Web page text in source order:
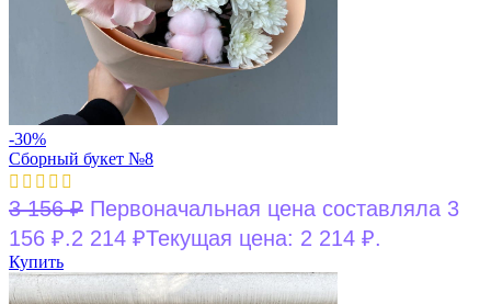
-30%
Сборный букет №8
3 156₽ Первоначальная цена составляла 3
156 ₽.2 214 ₽Текущая цена: 2 214 ₽.
Купить